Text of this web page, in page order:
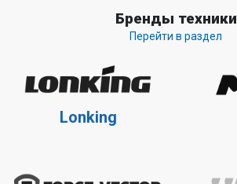
Бренды техники
Перейти в раздел
Lonking